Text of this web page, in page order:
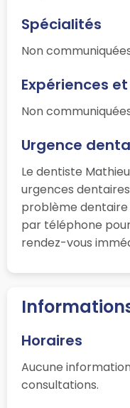
Spécialités
Non
Expériences
Non
Urgence
Le dentiste
urgences
problème
par téléphone
rendez-vous
Horaires
Aucune
consultations.